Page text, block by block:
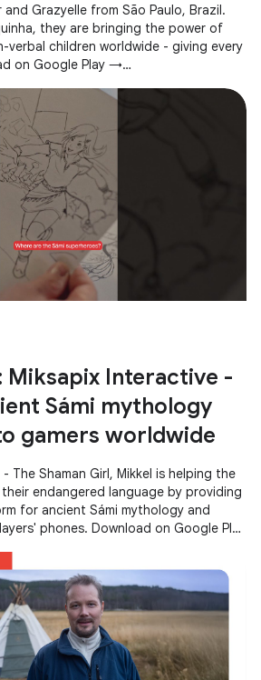
Grazyelle from São Paulo, Brazil.
they are bringing the power of
verbal children worldwide - giving every
on Google Play →
Miksapix Interactive -
Sámi mythology
gamers worldwide
The Shaman Girl, Mikkel is helping the
endangered language by providing
for ancient Sámi mythology and
phones. Download on Google Play